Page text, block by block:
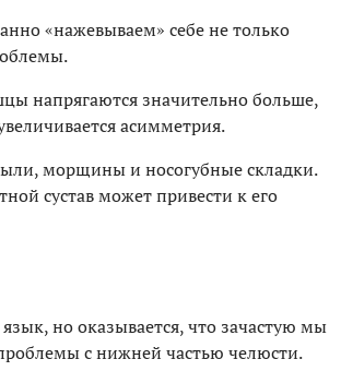
«нажевываем» себе не только
напрягаются значительно больше,
асимметрия.
морщины и носогубные складки.
сустав может привести к его
но оказывается, что зачастую мы
с нижней частью челюсти.